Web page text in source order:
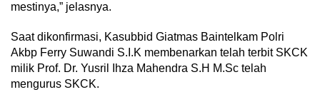
mestinya,” jelasnya.
Saat dikonfirmasi, Kasubbid Giatmas Baintelkam Polri
Akbp Ferry Suwandi S.I.K membenarkan telah terbit SKCK
milik Prof. Dr. Yusril Ihza Mahendra S.H M.Sc telah
mengurus SKCK.